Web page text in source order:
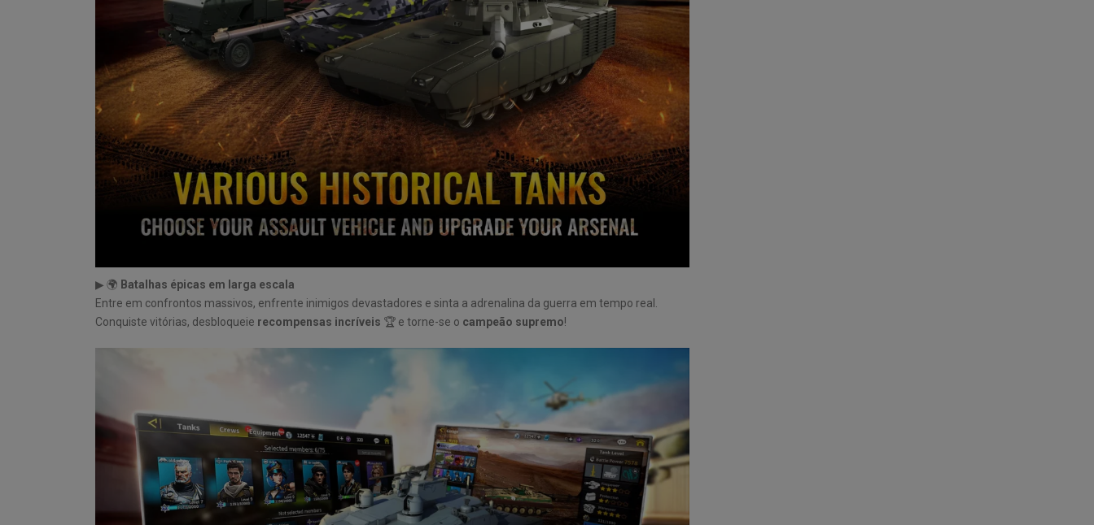
▶ 🌍 Batalhas épicas em larga escala
Entre em confrontos massivos, enfrente inimigos devastadores e sinta a adrenalina da guerra em tempo real.
Conquiste vitórias, desbloqueie recompensas incríveis 🏆 e torne-se o campeão supremo!